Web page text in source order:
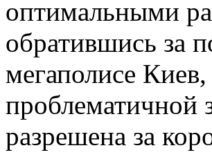
оптимальными
обратившись за
мегаполисе
проблематичной
разрешена за